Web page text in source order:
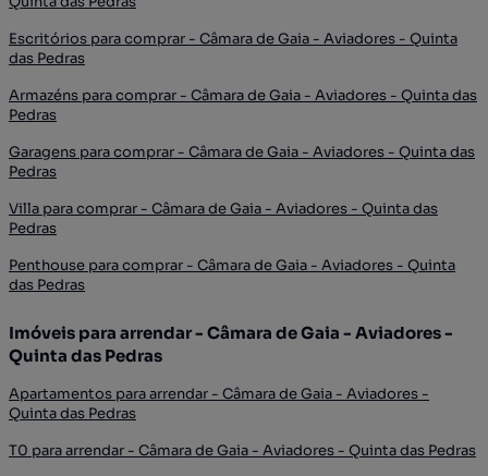
Escritórios para comprar - Câmara de Gaia - Aviadores - Quinta
das Pedras
Armazéns para comprar - Câmara de Gaia - Aviadores - Quinta das
Pedras
Garagens para comprar - Câmara de Gaia - Aviadores - Quinta das
Pedras
Villa para comprar - Câmara de Gaia - Aviadores - Quinta das
Pedras
Penthouse para comprar - Câmara de Gaia - Aviadores - Quinta
das Pedras
Imóveis para arrendar - Câmara de Gaia - Aviadores -
Quinta das Pedras
Apartamentos para arrendar - Câmara de Gaia - Aviadores -
Quinta das Pedras
T0 para arrendar - Câmara de Gaia - Aviadores - Quinta das Pedras